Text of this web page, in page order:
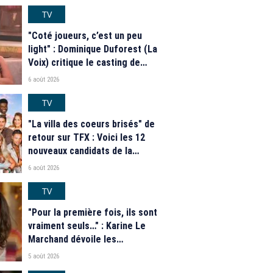
TV
"Coté joueurs, c’est un peu
light" : Dominique Duforest (La
Voix) critique le casting de
"Secret Story" 2026
6 août 2026
TV
"La villa des coeurs brisés" de
retour sur TFX : Voici les 12
nouveaux candidats de la
saison 2026
6 août 2026
TV
"Pour la première fois, ils sont
vraiment seuls…" : Karine Le
Marchand dévoile les
nouveautés des speed dating
5 août 2026